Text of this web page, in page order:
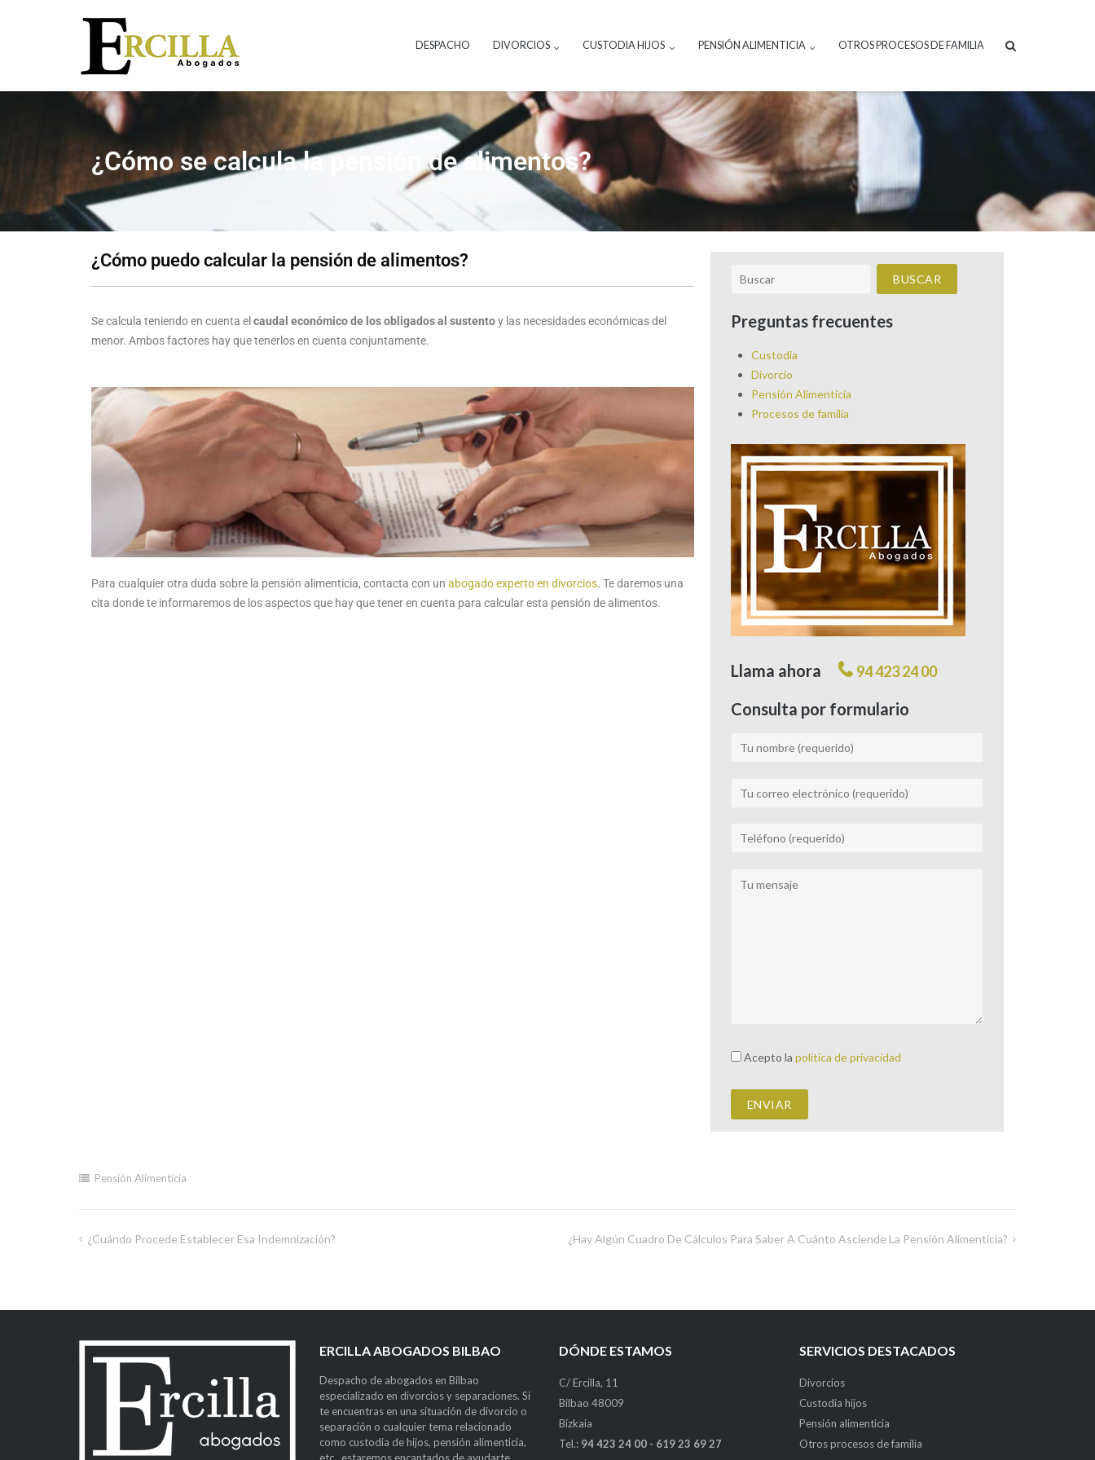
DESPACHO DIVORCIOS CUSTODIA HIJOS PENSIÓN ALIMENTICIA OTROS PROCESOS DE FAMILIA
¿Cómo se calcula la pensión de alimentos?​
¿Cómo puedo calcular la pensión de alimentos?
Se calcula teniendo en cuenta el caudal económico de los obligados al sustentoy las necesidades económicas del
menor. Ambos factores hay que tenerlos en cuenta conjuntamente.
Para cualquier otra duda sobre la pensión alimenticia, contacta con un abogado experto en divorcios. Te daremos una
cita donde te informaremos de los aspectos que hay que tener en cuenta para calcular esta pensión de alimentos.
Preguntas frecuentes
Custodia
Divorcio
Pensión Alimenticia
Procesos de familia
Llama ahora 94 423 24 00
Consulta por formulario
Acepto la política de privacidad
Pensión Alimenticia
¿Cuándo Procede Establecer Esa Indemnización? ¿Hay Algún Cuadro De Cálculos Para Saber A Cuánto Asciende La Pensión Alimenticia?
ERCILLA ABOGADOS BILBAO
Despacho de abogados en Bilbao
especializado en divorcios y separaciones. Si
te encuentras en una situación de divorcio o
separación o cualquier tema relacionado
como custodia de hijos, pensión alimenticia,
etc., estaremos encantados de ayudarte.
DÓNDE ESTAMOS
C/ Ercilla, 11
Bilbao 48009
Bizkaia
Tel.: 94 423 24 00 - 619 23 69 27
SERVICIOS DESTACADOS
Divorcios
Custodia hijos
Pensión alimenticia
Otros procesos de familia